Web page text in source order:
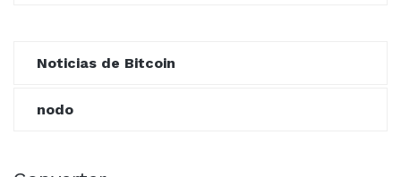
Noticias de Bitcoin
nodo